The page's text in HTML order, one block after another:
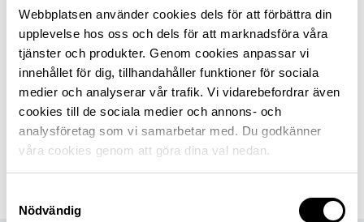
Webbplatsen använder cookies dels för att förbättra din
upplevelse hos oss och dels för att marknadsföra våra
tjänster och produkter. Genom cookies anpassar vi
innehållet för dig, tillhandahåller funktioner för sociala
medier och analyserar vår trafik. Vi vidarebefordrar även
cookies till de sociala medier och annons- och
analysföretag som vi samarbetar med. Du godkänner
våra cookies genom att göra dina val nedan.
Nödvändig
vägar.
Senast uppdaterad 27 september 2024
Dela sidan